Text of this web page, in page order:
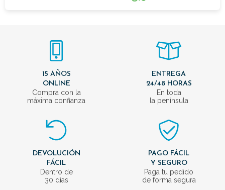
15 AÑOS
ONLINE
Compra con la
máxima confianza
ENTREGA
24/48 HORAS
En toda
la península
DEVOLUCIÓN
FÁCIL
Dentro de
30 días
PAGO FÁCIL
Y SEGURO
Paga tu pedido
de forma segura